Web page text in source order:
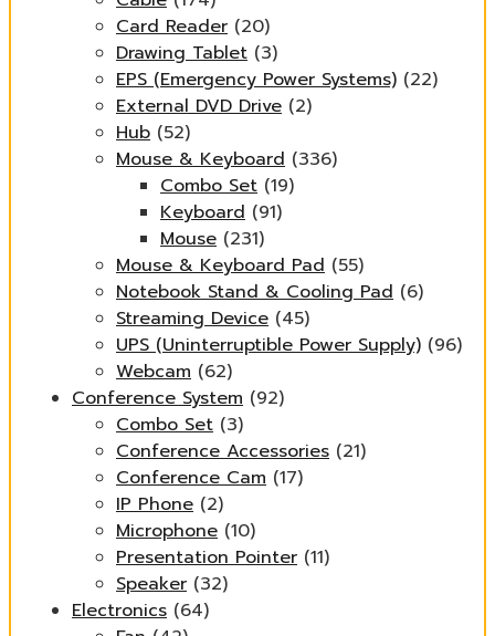
Card Reader (20)
Drawing Tablet (3)
EPS (Emergency Power Systems) (22)
External DVD Drive (2)
Hub (52)
Mouse & Keyboard (336)
Combo Set (19)
Keyboard (91)
Mouse (231)
Mouse & Keyboard Pad (55)
Notebook Stand & Cooling Pad (6)
Streaming Device (45)
UPS (Uninterruptible Power Supply) (96)
Webcam (62)
Conference System (92)
Combo Set (3)
Conference Accessories (21)
Conference Cam (17)
IP Phone (2)
Microphone (10)
Presentation Pointer (11)
Speaker (32)
Electronics (64)